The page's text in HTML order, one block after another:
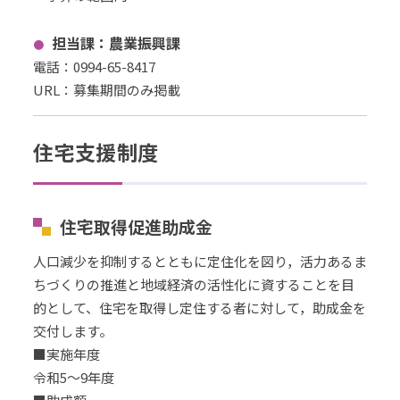
担当課： 農業振興課
電話： 0994-65-8417
URL： 募集期間のみ掲載
住宅支援制度
住宅取得促進助成金
人口減少を抑制するとともに定住化を図り，活力あるま
ちづくりの推進と地域経済の活性化に資することを目
的として、住宅を取得し定住する者に対して，助成金を
交付します。
■実施年度
令和5～9年度